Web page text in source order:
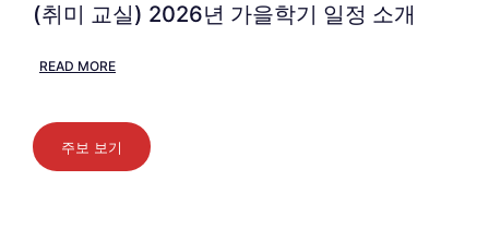
(취미 교실) 2026년 가을학기 일정 소개
READ MORE
주보 보기